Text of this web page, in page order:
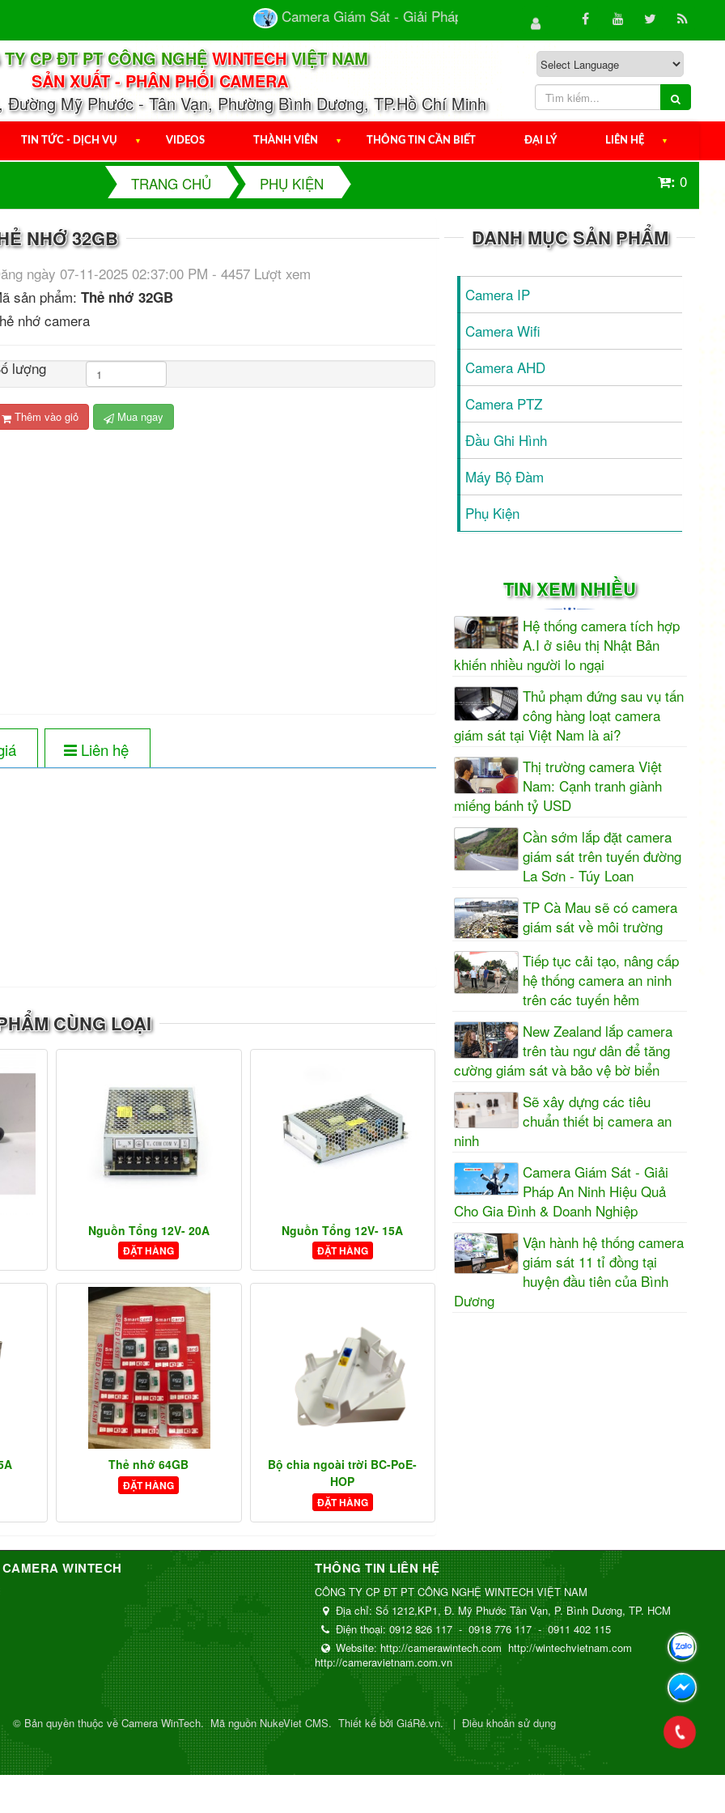
Camera Giám Sát - Giải Pháp An Ninh Hiệu Quả Cho Gia Đình & Doanh...
TY CP ĐT PT CÔNG NGHỆWINTECHVIỆT NAM
SẢN XUẤT - PHÂN PHỐI CAMERA
Đường Mỹ Phước - Tân Vạn, Phường Bình Dương, TP.Hồ Chí Minh
TIN TỨC - DỊCH VỤ ▼ VIDEOS THÀNH VIÊN ▼ THÔNG TIN CẦN BIẾT ĐẠI LÝ LIÊN HỆ ▼
TRANG CHỦ PHỤ KIỆN : 0
NHỚ 32GB
ngày 07-11-2025 02:37:00 PM - 4457 Lượt xem
sản phẩm:Thẻ nhớ 32GB
nhớ camera
lượng
Thêm vào giỏ Mua ngay
Liên hệ
CÙNG LOẠI
Nguồn Tổng 12V- 20A
ĐẶT HÀNG
Nguồn Tổng 12V- 15A
ĐẶT HÀNG
Thẻ nhớ 64GB
ĐẶT HÀNG
Bộ chia ngoài trời BC-PoE-
HOP
ĐẶT HÀNG
DANH MỤC SẢN PHẨM
Camera IP
Camera Wifi
Camera AHD
Camera PTZ
Đầu Ghi Hình
Máy Bộ Đàm
Phụ Kiện
TIN XEM NHIỀU
Hệ thống camera tích hợp
A.I ở siêu thị Nhật Bản
khiến nhiều người lo ngại
Thủ phạm đứng sau vụ tấn
công hàng loạt camera
giám sát tại Việt Nam là ai?
Thị trường camera Việt
Nam: Cạnh tranh giành
miếng bánh tỷ USD
Cần sớm lắp đặt camera
giám sát trên tuyến đường
La Sơn - Túy Loan
TP Cà Mau sẽ có camera
giám sát về môi trường
Tiếp tục cải tạo, nâng cấp
hệ thống camera an ninh
trên các tuyến hẻm
New Zealand lắp camera
trên tàu ngư dân để tăng
cường giám sát và bảo vệ bờ biển
Sẽ xây dựng các tiêu
chuẩn thiết bị camera an
ninh
Camera Giám Sát - Giải
Pháp An Ninh Hiệu Quả
Cho Gia Đình & Doanh Nghiệp
Vận hành hệ thống camera
giám sát 11 tỉ đồng tại
huyện đầu tiên của Bình
Dương
WINTECH THÔNG TIN LIÊN HỆ
CÔNG TY CP ĐT PT CÔNG NGHỆ WINTECH VIỆT NAM
Địa chỉ:Số 1212,KP1, Đ. Mỹ Phước Tân Vạn, P. Bình Dương, TP. HCM
Điện thoại:0912 826 117 - 0918 776 117 - 0911 402 115
Website:http://camerawintech.com http://wintechvietnam.com
http://cameravietnam.com.vn
© Bản quyền thuộc vềCamera WinTech.Mã nguồnNukeViet CMS. Thiết kế bởi GiáRẻ.vn. | Điều khoản sử dụng